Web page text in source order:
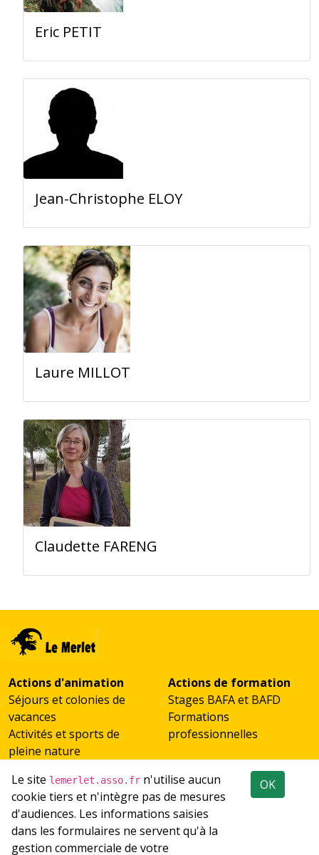
Eric PETIT
Jean-Christophe ELOY
Laure MILLOT
Claudette FARENG
Actions d'animation
Séjours et colonies de
vacances
Activités et sports de
pleine nature
découverte
Accueil de groupes
Actions de formation
Stages BAFA et BAFD
Formations
professionnelles
Emploi
Recrutement
Réseaux sociaux
Le site lemerlet.asso.fr n'utilise aucun
cookie tiers et n'intègre pas de mesures
d'audiences. Les informations saisies
dans les formulaires ne servent qu'à la
gestion commerciale de votre
OK